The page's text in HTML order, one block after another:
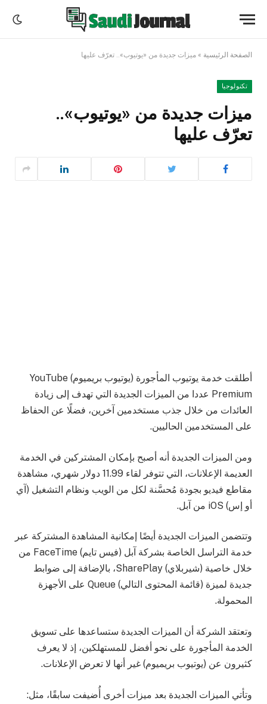
الصفحة الرئيسية » ميزات جديدة من «يوتيوب».. تعرّف عليها
تكنولوجيا
ميزات جديدة من «يوتيوب»..
تعرّف عليها
أطلقت خدمة يوتيوب المأجورة (يوتيوب بريميوم) YouTube
Premium عددا من الميزات الجديدة التي تهدف إلى زيادة
العائدات من خلال جذب مستخدمين آخرين، فضلًا عن الحفاظ
على المستخدمين الحاليين.
ومن الميزات الجديدة أنه أصبح بإمكان المشتركين في الخدمة
العديمة الإعلانات، التي تتوفر لقاء 11.99 دولار شهري، مشاهدة
مقاطع فيديو بجودة مُحسَّنة لكل من الويب ونظام التشغيل (آي
أو إس) iOS من آبل.
وتتضمن الميزات الجديدة أيضًا إمكانية المشاهدة المشتركة عبر
خدمة التراسل الخاصة بشركة آبل (فيس تايم) FaceTime من
خلال خاصية (شيربلاي) SharePlay، بالإضافة إلى ضوابط
جديدة لميزة (قائمة المحتوى التالي) Queue على الأجهزة
المحمولة.
وتعتقد الشركة أن الميزات الجديدة ستساعدها على تسويق
الخدمة المأجورة على نحو أفضل للمستهلكين، إذ لا يعرف
كثيرون عن (يوتيوب بريميوم) غير أنها لا تعرض الإعلانات.
وتأتي الميزات الجديدة بعد ميزات أخرى أُضيفت سابقًا، مثل: